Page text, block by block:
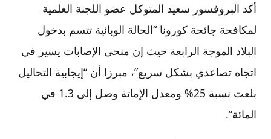
أكد البروفسور سعيد المتوكل عضو اللجنة العلمية
لمكافحة جائحة كورونا “الحالة الوبائية تتسم بدخول
البلاد الموجة الرابعة حيث إن منحى الإصابات يسير في
اتجاه تصاعدي بشكل سريع”، مبرزا أن “إيجابية التحاليل
بلغت نسبة 25% ومعدل الإماتة وصل إلى 1.3 في
المائة”.